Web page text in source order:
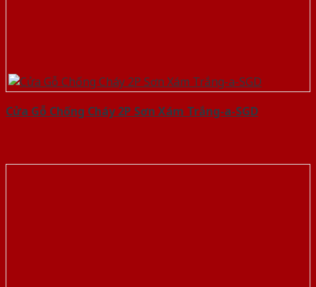
Cửa Gỗ Chống Cháy 2P Sơn Xám Trắng-a-SGD